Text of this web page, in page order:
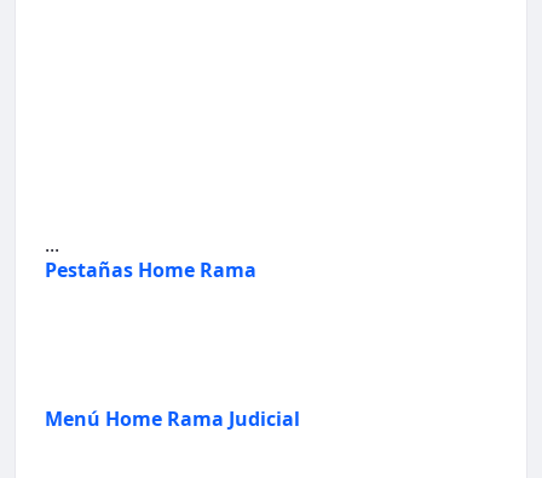
...
Pestañas Home Rama
Menú Home Rama Judicial